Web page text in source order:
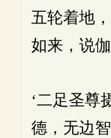
五轮着地
如来，说伽
‘二足圣尊
德，无边